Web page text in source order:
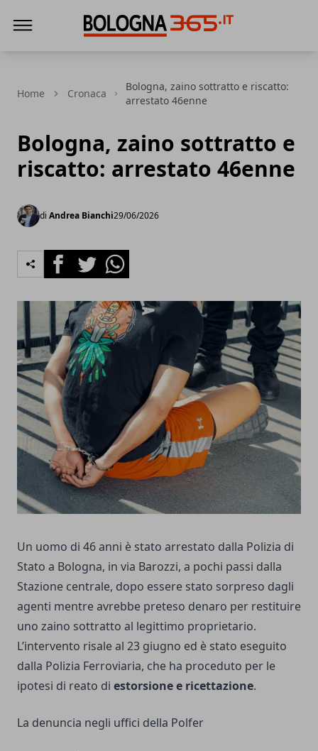
Home Cronaca
Bologna, zaino sottratto e riscatto:
arrestato 46enne
Bologna, zaino sottratto e
riscatto: arrestato 46enne
di Andrea Bianchi29/06/2026
FacebookTwitterWhatsapp
Un uomo di 46 anni è stato arrestato dalla Polizia di
Stato a Bologna, in via Barozzi, a pochi passi dalla
Stazione centrale, dopo essere stato sorpreso dagli
agenti mentre avrebbe preteso denaro per restituire
uno zaino sottratto al legittimo proprietario.
L’intervento risale al 23 giugno ed è stato eseguito
dalla Polizia Ferroviaria, che ha proceduto per le
ipotesi di reato di estorsione e ricettazione.
La denuncia negli uffici della Polfer